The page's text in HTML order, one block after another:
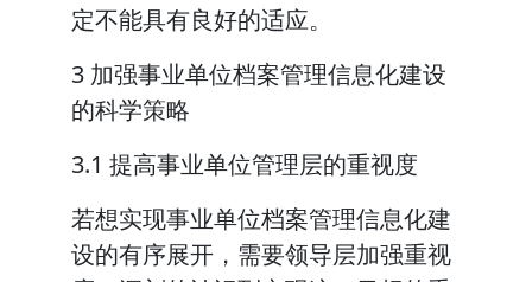
定不能具有良好的适应。
3 加强事业单位档案管理信息化建设
的科学策略
3.1 提高事业单位管理层的重视度
若想实现事业单位档案管理信息化建
设的有序展开，需要领导层加强重视